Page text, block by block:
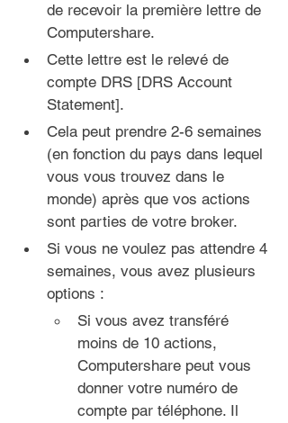
de recevoir la première lettre de
Computershare.
Cette lettre est le relevé de
compte DRS [DRS Account
Statement].
Cela peut prendre 2-6 semaines
(en fonction du pays dans lequel
vous vous trouvez dans le
monde) après que vos actions
sont parties de votre broker.
Si vous ne voulez pas attendre 4
semaines, vous avez plusieurs
options :
Si vous avez transféré
moins de 10 actions,
Computershare peut vous
donner votre numéro de
compte par téléphone. Il